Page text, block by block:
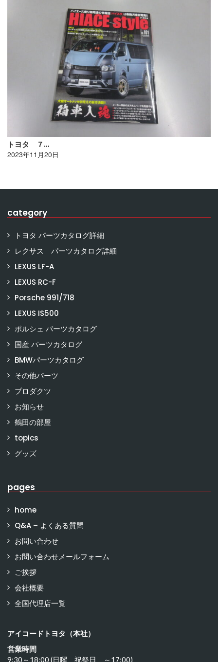
トヨタ ７…
2023年11月20日
category
トヨタ パーツカタログ詳細
レクサス パーツカタログ詳細
LEXUS LF-A
LEXUS RC-F
Porsche 991/718
LEXUS IS500
ポルシェ パーツカタログ
国産 パーツカタログ
BMWパーツカタログ
その他パーツ
プロダクツ
お知らせ
鶴田の部屋
topics
グッズ
pages
home
Q&A – よくある質問
お問い合わせ
お問い合わせメールフォーム
ご挨拶
会社概要
全国代理店一覧
アイコードトヨタ（本社）
営業時間
9:30～18:00 (日曜 祝祭日 ～17:00)